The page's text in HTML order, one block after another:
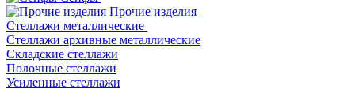
Прочие изделия
Стеллажи металлические
Cтеллажи архивные металлические
Складские стеллажи
Полочные стеллажи
Усиленные стеллажи